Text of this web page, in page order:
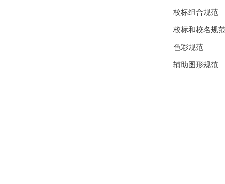
校标组合规范
校标和校名规
色彩规范
辅助图形规范